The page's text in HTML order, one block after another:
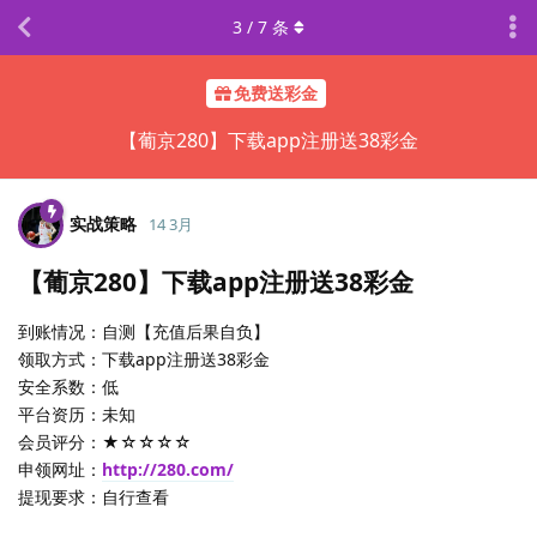
免费送彩金
【葡京280】下载app注册送38彩金
3 / 7 条
实战策略 14 3月
【葡京280】下载app注册送38彩金
到账情况：自测【充值后果自负】
领取方式：下载app注册送38彩金
安全系数：低
平台资历：未知
会员评分：★☆☆☆☆
申领网址： http://280.com/
提现要求：自行查看